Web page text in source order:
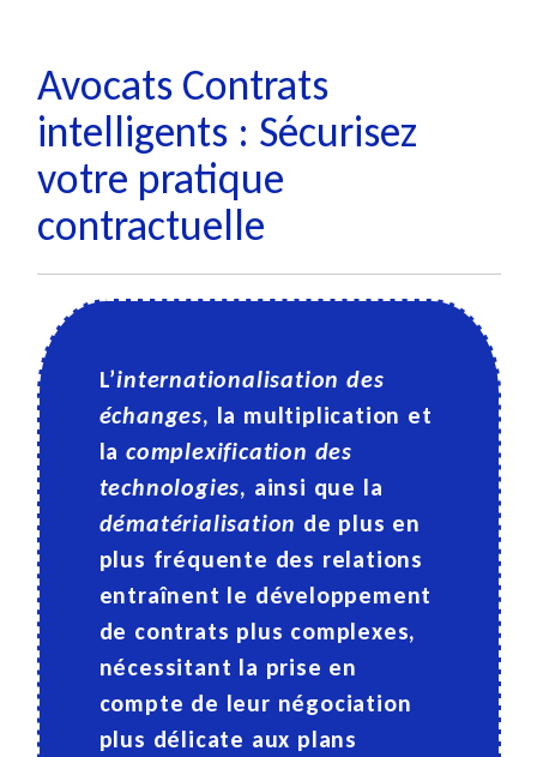
Avocats Contrats
intelligents : Sécurisez
votre pratique
contractuelle
L’internationalisation des
échanges, la multiplication et
la complexification des
technologies, ainsi que la
dématérialisation de plus en
plus fréquente des relations
entraînent le développement
de contrats plus complexes,
nécessitant la prise en
compte de leur négociation
plus délicate aux plans